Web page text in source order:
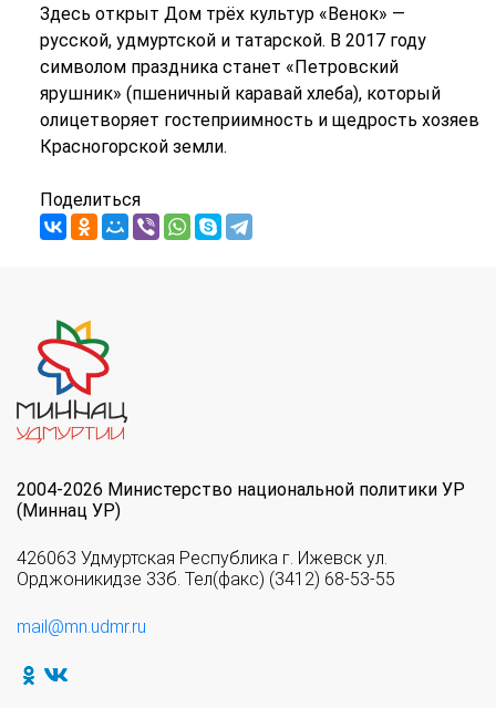
Здесь открыт Дом трёх культур «Венок» —
русской, удмуртской и татарской. В 2017 году
символом праздника станет «Петровский
ярушник» (пшеничный каравай хлеба), который
олицетворяет гостеприимность и щедрость хозяев
Красногорской земли.
Поделиться
2004-2026 Министерство национальной политики УР
(Миннац УР)
426063 Удмуртская Республика г. Ижевск ул.
Орджоникидзе 33б. Тел(факс) (3412) 68-53-55
mail@mn.udmr.ru